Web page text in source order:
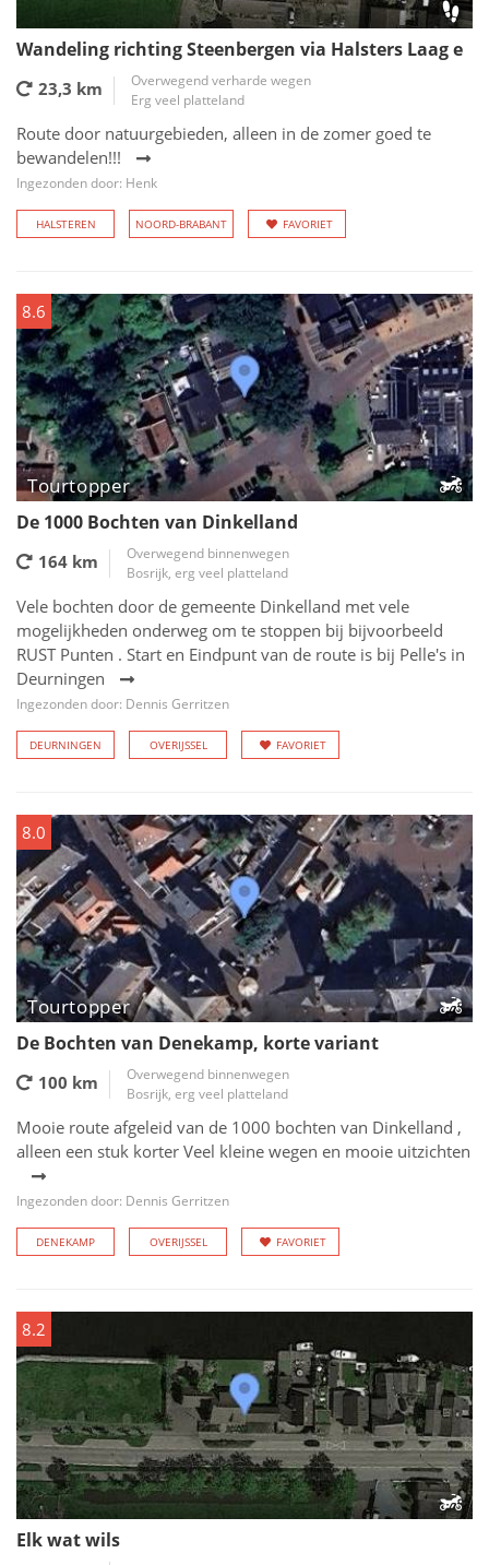
Wandeling richting Steenbergen via Halsters Laag e
23,3 km
Overwegend verharde wegen
Erg veel platteland
Route door natuurgebieden, alleen in de zomer goed te
bewandelen!!!
Ingezonden door: Henk
HALSTEREN NOORD-BRABANT FAVORIET
8.6
Tourtopper
De 1000 Bochten van Dinkelland
164 km
Overwegend binnenwegen
Bosrijk, erg veel platteland
Vele bochten door de gemeente Dinkelland met vele
mogelijkheden onderweg om te stoppen bij bijvoorbeeld
RUST Punten . Start en Eindpunt van de route is bij Pelle's in
Deurningen
Ingezonden door: Dennis Gerritzen
DEURNINGEN OVERIJSSEL FAVORIET
8.0
Tourtopper
De Bochten van Denekamp, korte variant
100 km
Overwegend binnenwegen
Bosrijk, erg veel platteland
Mooie route afgeleid van de 1000 bochten van Dinkelland ,
alleen een stuk korter Veel kleine wegen en mooie uitzichten
Ingezonden door: Dennis Gerritzen
DENEKAMP OVERIJSSEL FAVORIET
8.2
Elk wat wils